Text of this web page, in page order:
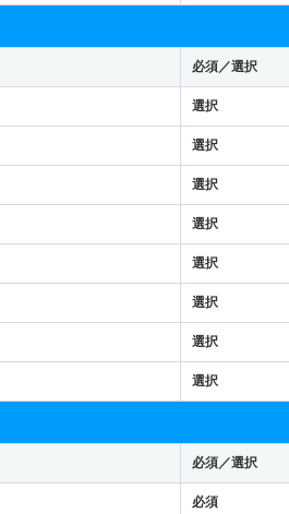
必須／選択
選択
選択
選択
選択
選択
選択
選択
選択
必須／選択
必須